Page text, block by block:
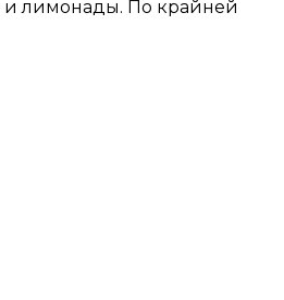
и лимонады. По крайней